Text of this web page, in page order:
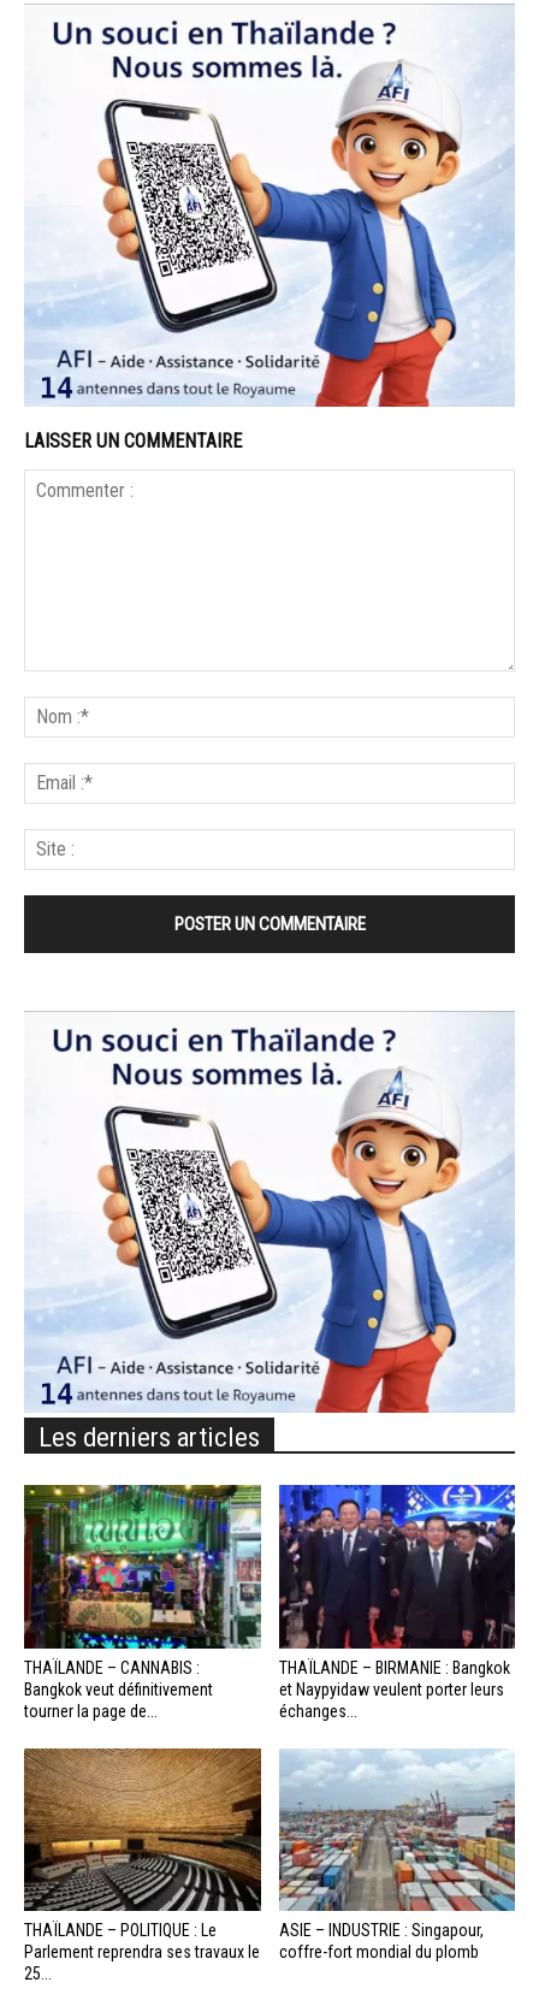
LAISSER UN COMMENTAIRE
Les derniers articles
THAÏLANDE – CANNABIS :
Bangkok veut définitivement
tourner la page de...
THAÏLANDE – BIRMANIE : Bangkok
et Naypyidaw veulent porter leurs
échanges...
THAÏLANDE – POLITIQUE : Le
Parlement reprendra ses travaux le
25...
ASIE – INDUSTRIE : Singapour,
coffre-fort mondial du plomb